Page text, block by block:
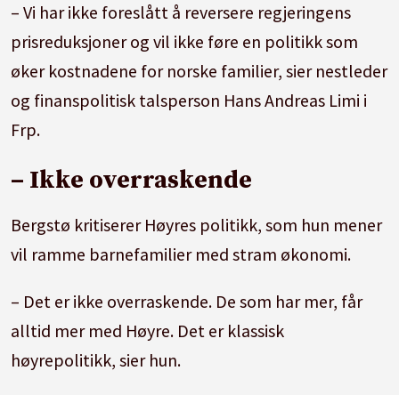
– Vi har ikke foreslått å reversere regjeringens
prisreduksjoner og vil ikke føre en politikk som
øker kostnadene for norske familier, sier nestleder
og finanspolitisk talsperson Hans Andreas Limi i
Frp.
– Ikke overraskende
Bergstø kritiserer Høyres politikk, som hun mener
vil ramme barnefamilier med stram økonomi.
– Det er ikke overraskende. De som har mer, får
alltid mer med Høyre. Det er klassisk
høyrepolitikk, sier hun.